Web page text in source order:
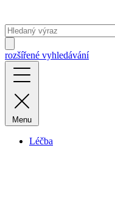
rozšířené vyhledávání
Menu
Léčba